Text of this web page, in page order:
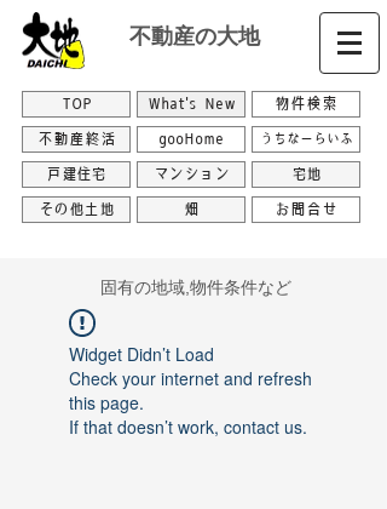
不動産の大地
TOP What's New 物件検索
不動産終活 gooHome うちなーらいふ
戸建住宅 マンション 宅地
その他土地 畑 お問合せ
​固有の地域,物件条件など
Widget Didn’t Load
Check your internet and refresh
this page.
If that doesn’t work, contact us.